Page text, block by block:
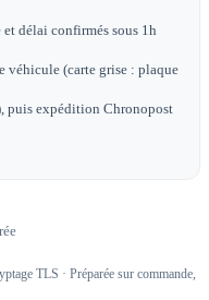
délai confirmés sous 1h
(carte grise : plaque
puis expédition Chronopost
TLS · Préparée sur commande,